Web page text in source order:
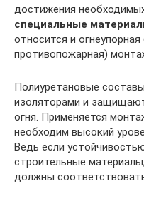
достижения
специальные
относится и огнеупорная
противопожарная)
Полиуретановые
изоляторами и
огня. Применяется
необходим высокий
Ведь если
строительные
должны